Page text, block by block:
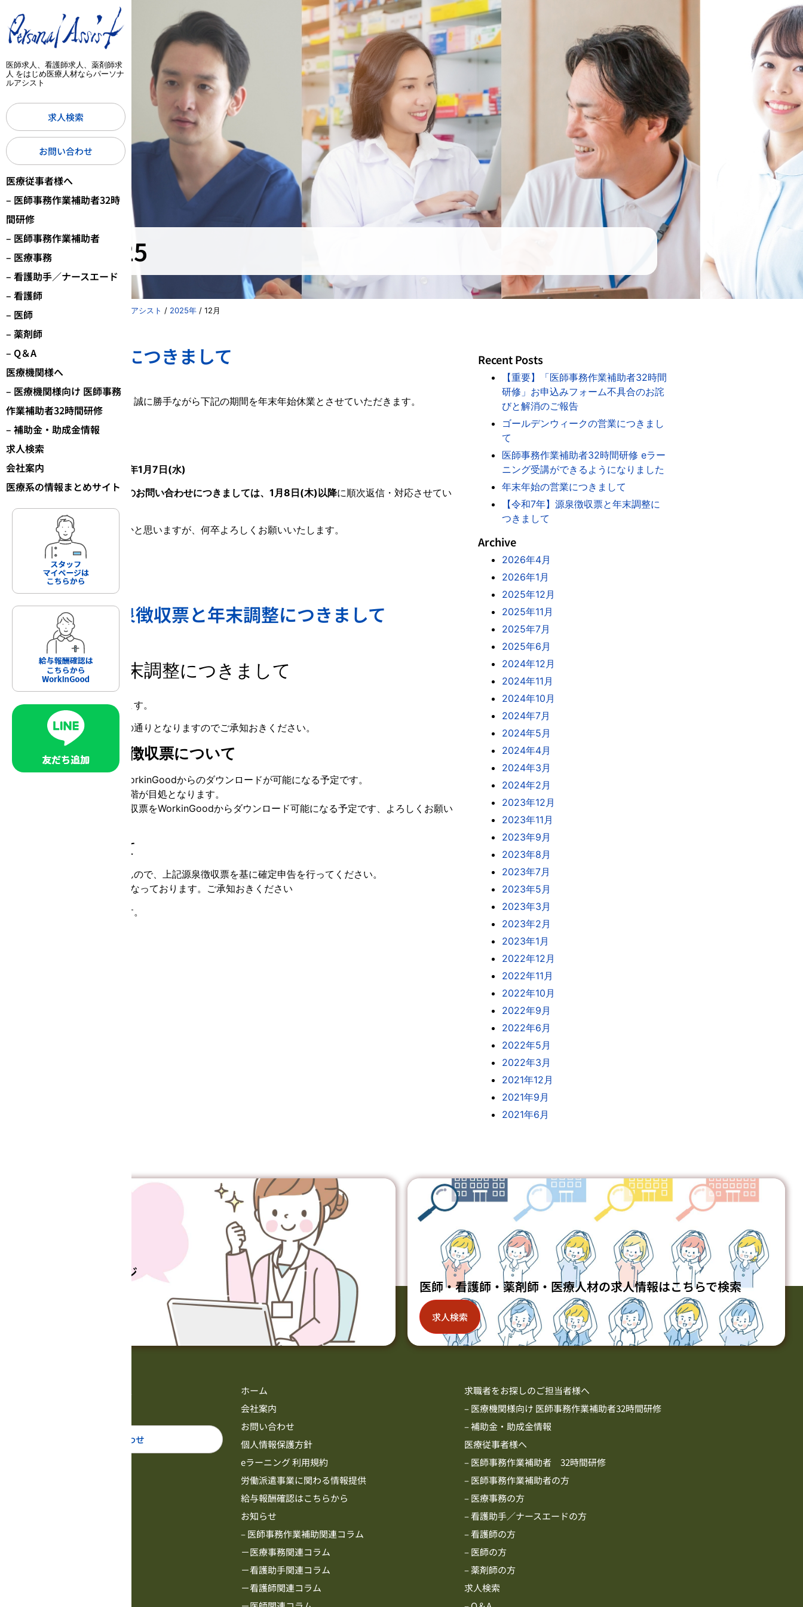
医師求人、看護師求人、薬剤師求
人 をはじめ医療人材ならパーソナ
ルアシスト
求人検索
お問い合わせ
医療従事者様へ
– 医師事務作業補助者32時
間研修
– 医師事務作業補助者
– 医療事務
– 看護助手／ナースエード
– 看護師
– 医師
– 薬剤師
– Q＆A
医療機関様へ
– 医療機関様向け 医師事務
作業補助者32時間研修
– 補助金・助成金情報
求人検索
会社案内
医療系の情報まとめサイト
12月 2025
株式会社パーソナルアシスト / 2025年 / 12月
年末年始の営業につきまして
年末年始の営業につきまして、誠に勝手ながら下記の期間を年末年始休業とさせていただきます。
休業期間
2025年12月27日(土)～2026年1月7日(水)
休業期間中のLINE・メールでのお問い合わせにつきましては、1月8日(木)以降に順次返信・対応させてい
ただきます。
ご不便をお掛けする事もあるかと思いますが、何卒よろしくお願いいたします。
株式会社パーソナルアシスト
【令和7年】源泉徴収票と年末調整につきまして
源泉徴収票と年末調整につきまして
平素よりお世話になっております。
表題の件につきまして、下記の通りとなりますのでご承知おきください。
・令和7年分の源泉徴収票について
令和7年12月中旬ごろより、WorkinGoodからのダウンロードが可能になる予定です。
※11月度分の給与が確定する段階が目処となります。
※12月15日(月)を目処に源泉徴収票をWorkinGoodからダウンロード可能になる予定です、よろしくお願い
・年末調整について
弊社にて年末調整は行いませんので、上記源泉徴収票を基に確定申告を行ってください。
※皆様、税表区分が「乙欄」となっております。ご承知おきください
以上、よろしくお願い致します。
Recent Posts
【重要】「医師事務作業補助者32時間
研修」お申込みフォーム不具合のお詫
びと解消のご報告
ゴールデンウィークの営業につきまし
て
医師事務作業補助者32時間研修 eラー
ニング受講ができるようになりました
年末年始の営業につきまして
【令和7年】源泉徴収票と年末調整に
つきまして
Archive
2026年4月
2026年1月
2025年12月
2025年11月
2025年7月
2025年6月
2024年12月
2024年11月
2024年10月
2024年7月
2024年5月
2024年4月
2024年3月
2024年2月
2023年12月
2023年11月
2023年9月
2023年8月
2023年7月
2023年5月
2023年3月
2023年2月
2023年1月
2022年12月
2022年11月
2022年10月
2022年9月
2022年6月
2022年5月
2022年3月
2021年12月
2021年9月
2021年6月
スタッフマイページ
医師・看護師・薬剤師・医療人材の求人情報はこちらで検索
求人検索
お問い合わせ
ホーム
会社案内
お問い合わせ
個人情報保護方針
eラーニング 利用規約
労働派遣事業に関わる情報提供
給与報酬確認はこちらから
お知らせ
– 医師事務作業補助関連コラム
－医療事務関連コラム
－看護助手関連コラム
－看護師関連コラム
求職者をお探しのご担当者様へ
– 医療機関様向け 医師事務作業補助者32時間研修
– 補助金・助成金情報
医療従事者様へ
– 医師事務作業補助者 32時間研修
– 医師事務作業補助者の方
– 医療事務の方
– 看護助手／ナースエードの方
– 看護師の方
– 医師の方
– 薬剤師の方
求人検索